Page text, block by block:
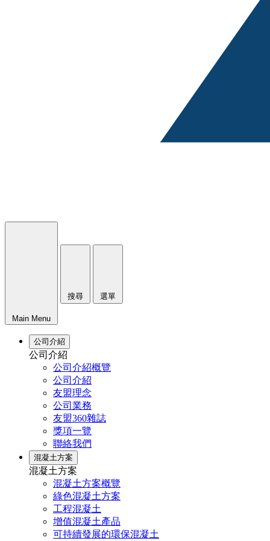
Main Menu
搜尋 選單
公司介紹
公司介紹
公司介紹概覽
公司介紹
友盟理念
公司業務
友盟360雜誌
獎項一覽
聯絡我們
混凝土方案
混凝土方案
混凝土方案概覽
綠色混凝土方案
工程混凝土
增值混凝土產品
可持續發展的環保混凝土